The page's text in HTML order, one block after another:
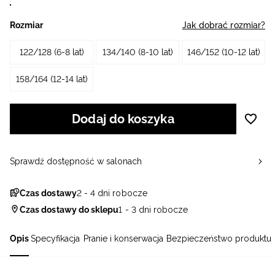
OpisSpecyfikacja Pranie i konserwacja Bezpieczeństwo produktu
Rozmiar Jak dobrać rozmiar?
122/128 (6-8 lat) 134/140 (8-10 lat) 146/152 (10-12 lat)
158/164 (12-14 lat)
Dodaj do koszyka
Czas dostawy2 - 4 dni robocze
Czas dostawy do sklepu1 - 3 dni robocze
Sprawdź dostępność w salonach